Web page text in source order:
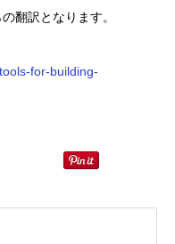
翻訳となります。
for-building-